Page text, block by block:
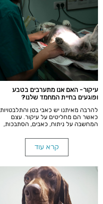
עיקור- האם אנו מתערבים בטבע
ופוגעים בחיית המחמד שלנו?
להרבה מאיתנו יש כאבי בטן והתלבטויות
כאשר הם מחליטים על עיקור. עצם
המחשבה על ניתוח, כאבים, הסתבכות,
המחמד שלנו גורם לנו להיסוסים ופחדים
ולעיתים פוגע בשיקול הדעת.
קרא עוד